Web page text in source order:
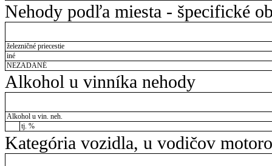
Nehody podľa miesta - špecifické
železničné priecestie
iné
NEZADANÉ
Alkohol u vinníka nehody
Alkohol u vin. neh.
tj. %
Kategória vozidla, u vodičov